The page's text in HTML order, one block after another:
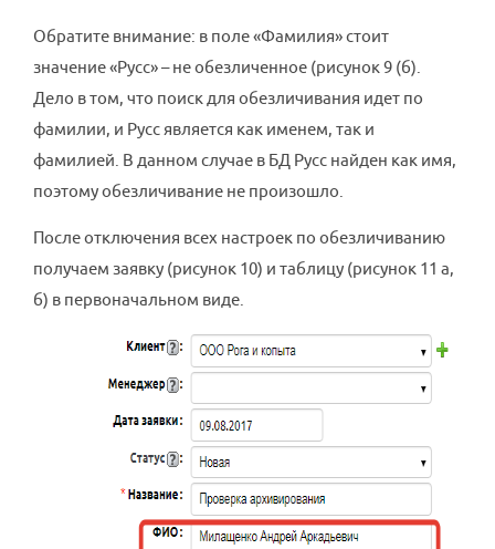
Обратите внимание: в поле «Фамилия» стоит
значение «Русс» – не обезличенное (рисунок 9 (б).
Дело в том, что поиск для обезличивания идет по
фамилии, и Русс является как именем, так и
фамилией. В данном случае в БД Русс найден как имя,
поэтому обезличивание не произошло.
После отключения всех настроек по обезличиванию
получаем заявку (рисунок 10) и таблицу (рисунок 11 а,
б) в первоначальном виде.